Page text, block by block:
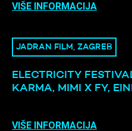
VIŠE INFORMACIJA
JADRAN FILM, ZAGREB
ELECTRICITY
KARMA, MIMI X FY,
VIŠE INFORMACIJA